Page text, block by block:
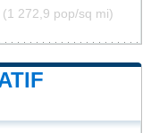
(1 272,9 pop/sq mi)